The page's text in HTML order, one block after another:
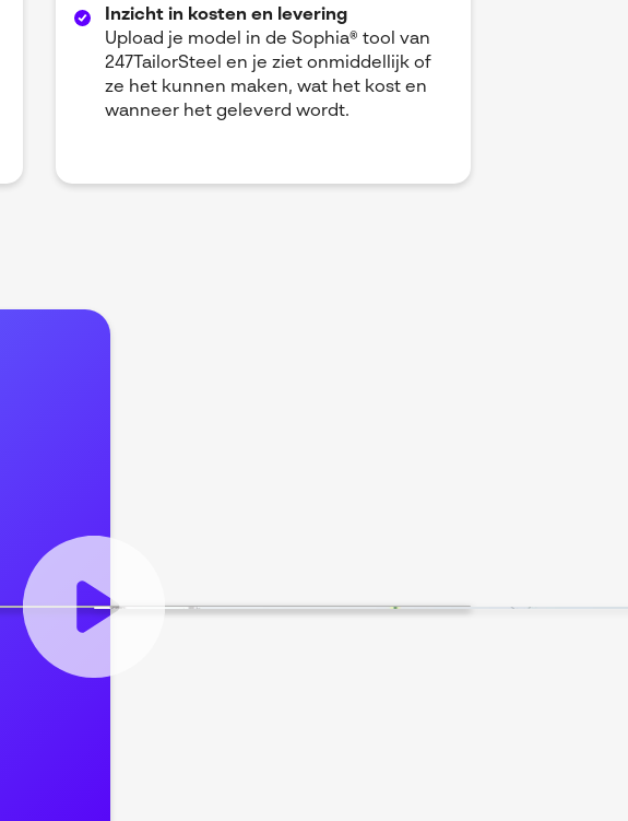
Inzicht in kosten en levering
Upload je model in de Sophia® tool van
247TailorSteel en je ziet onmiddellijk of
ze het kunnen maken, wat het kost en
wanneer het geleverd wordt.